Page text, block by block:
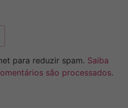
para reduzir spam. Saiba
são processados.